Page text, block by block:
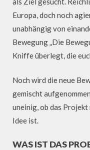
Europa, doch noch
unabhängig von
Bewegung „Die
Kniffe überlegt, die
Noch wird die neue
gemischt
uneinig, ob das
Idee ist.
WAS IST DAS